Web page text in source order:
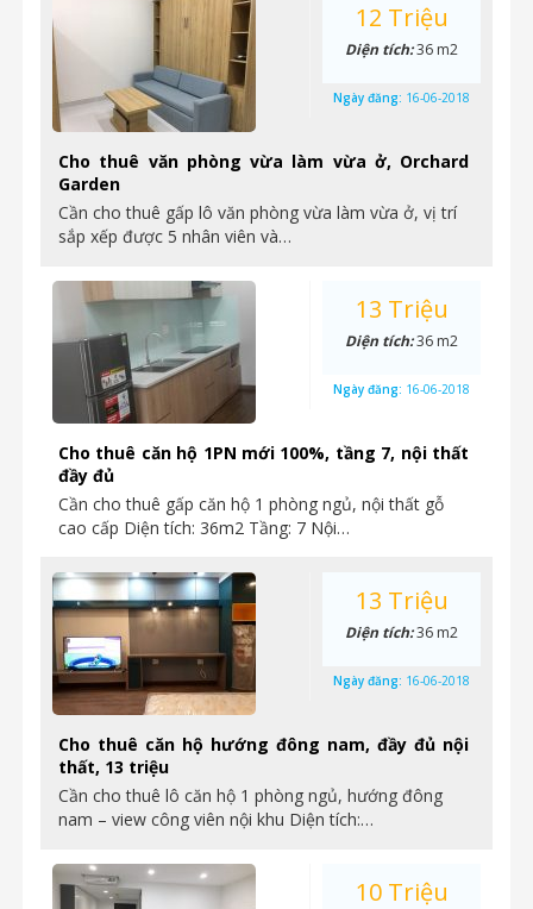
Cho thuê văn phòng vừa làm vừa ở, Orchard
Garden
Cần cho thuê gấp lô văn phòng vừa làm vừa ở, vị trí
sắp xếp được 5 nhân viên và…
12 Triệu
Diện tích:36 m2
Ngày đăng: 16-06-2018
Cho thuê căn hộ 1PN mới 100%, tầng 7, nội thất
đầy đủ
Cần cho thuê gấp căn hộ 1 phòng ngủ, nội thất gỗ
cao cấp Diện tích: 36m2 Tầng: 7 Nội…
13 Triệu
Diện tích:36 m2
Ngày đăng: 16-06-2018
Cho thuê căn hộ hướng đông nam, đầy đủ nội
thất, 13 triệu
Cần cho thuê lô căn hộ 1 phòng ngủ, hướng đông
nam – view công viên nội khu Diện tích:…
13 Triệu
Diện tích:36 m2
Ngày đăng: 16-06-2018
10 Triệu